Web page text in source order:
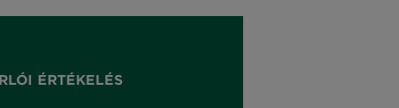
ÉRTÉKELÉS